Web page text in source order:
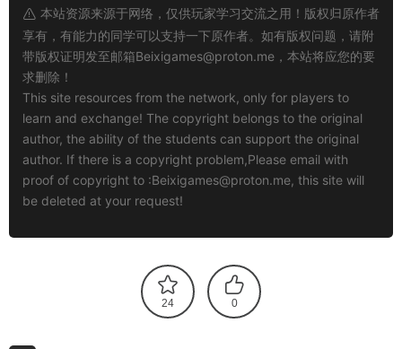
本站资源来源于网络，仅供玩家学习交流之用！版权归原作者
享有，有能力的同学可以支持一下原作者。如有版权问题，请附
带版权证明发至邮箱Beixigames@proton.me ，本站将应您的要
求删除！
This site resources from the network, only for players to
learn and exchange! The copyright belongs to the original
author, the ability of the students can support the original
author. If there is a copyright problem,Please email with
proof of copyright to :Beixigames@proton.me, this site will
be deleted at your request!
24 0